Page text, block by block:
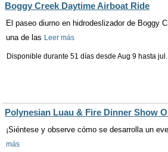
Boggy Creek Daytime Airboat Ride
El paseo diurno en hidrodeslizador de Boggy
una de las Leer más
Disponible durante 51 días desde Aug 9 hasta
Polynesian Luau & Fire Dinner Show
¡Siéntese y observe cómo se desarrolla un
más